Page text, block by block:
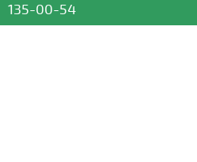
135-00-54